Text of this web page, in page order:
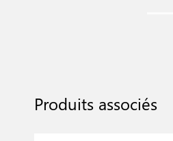
Produits associés